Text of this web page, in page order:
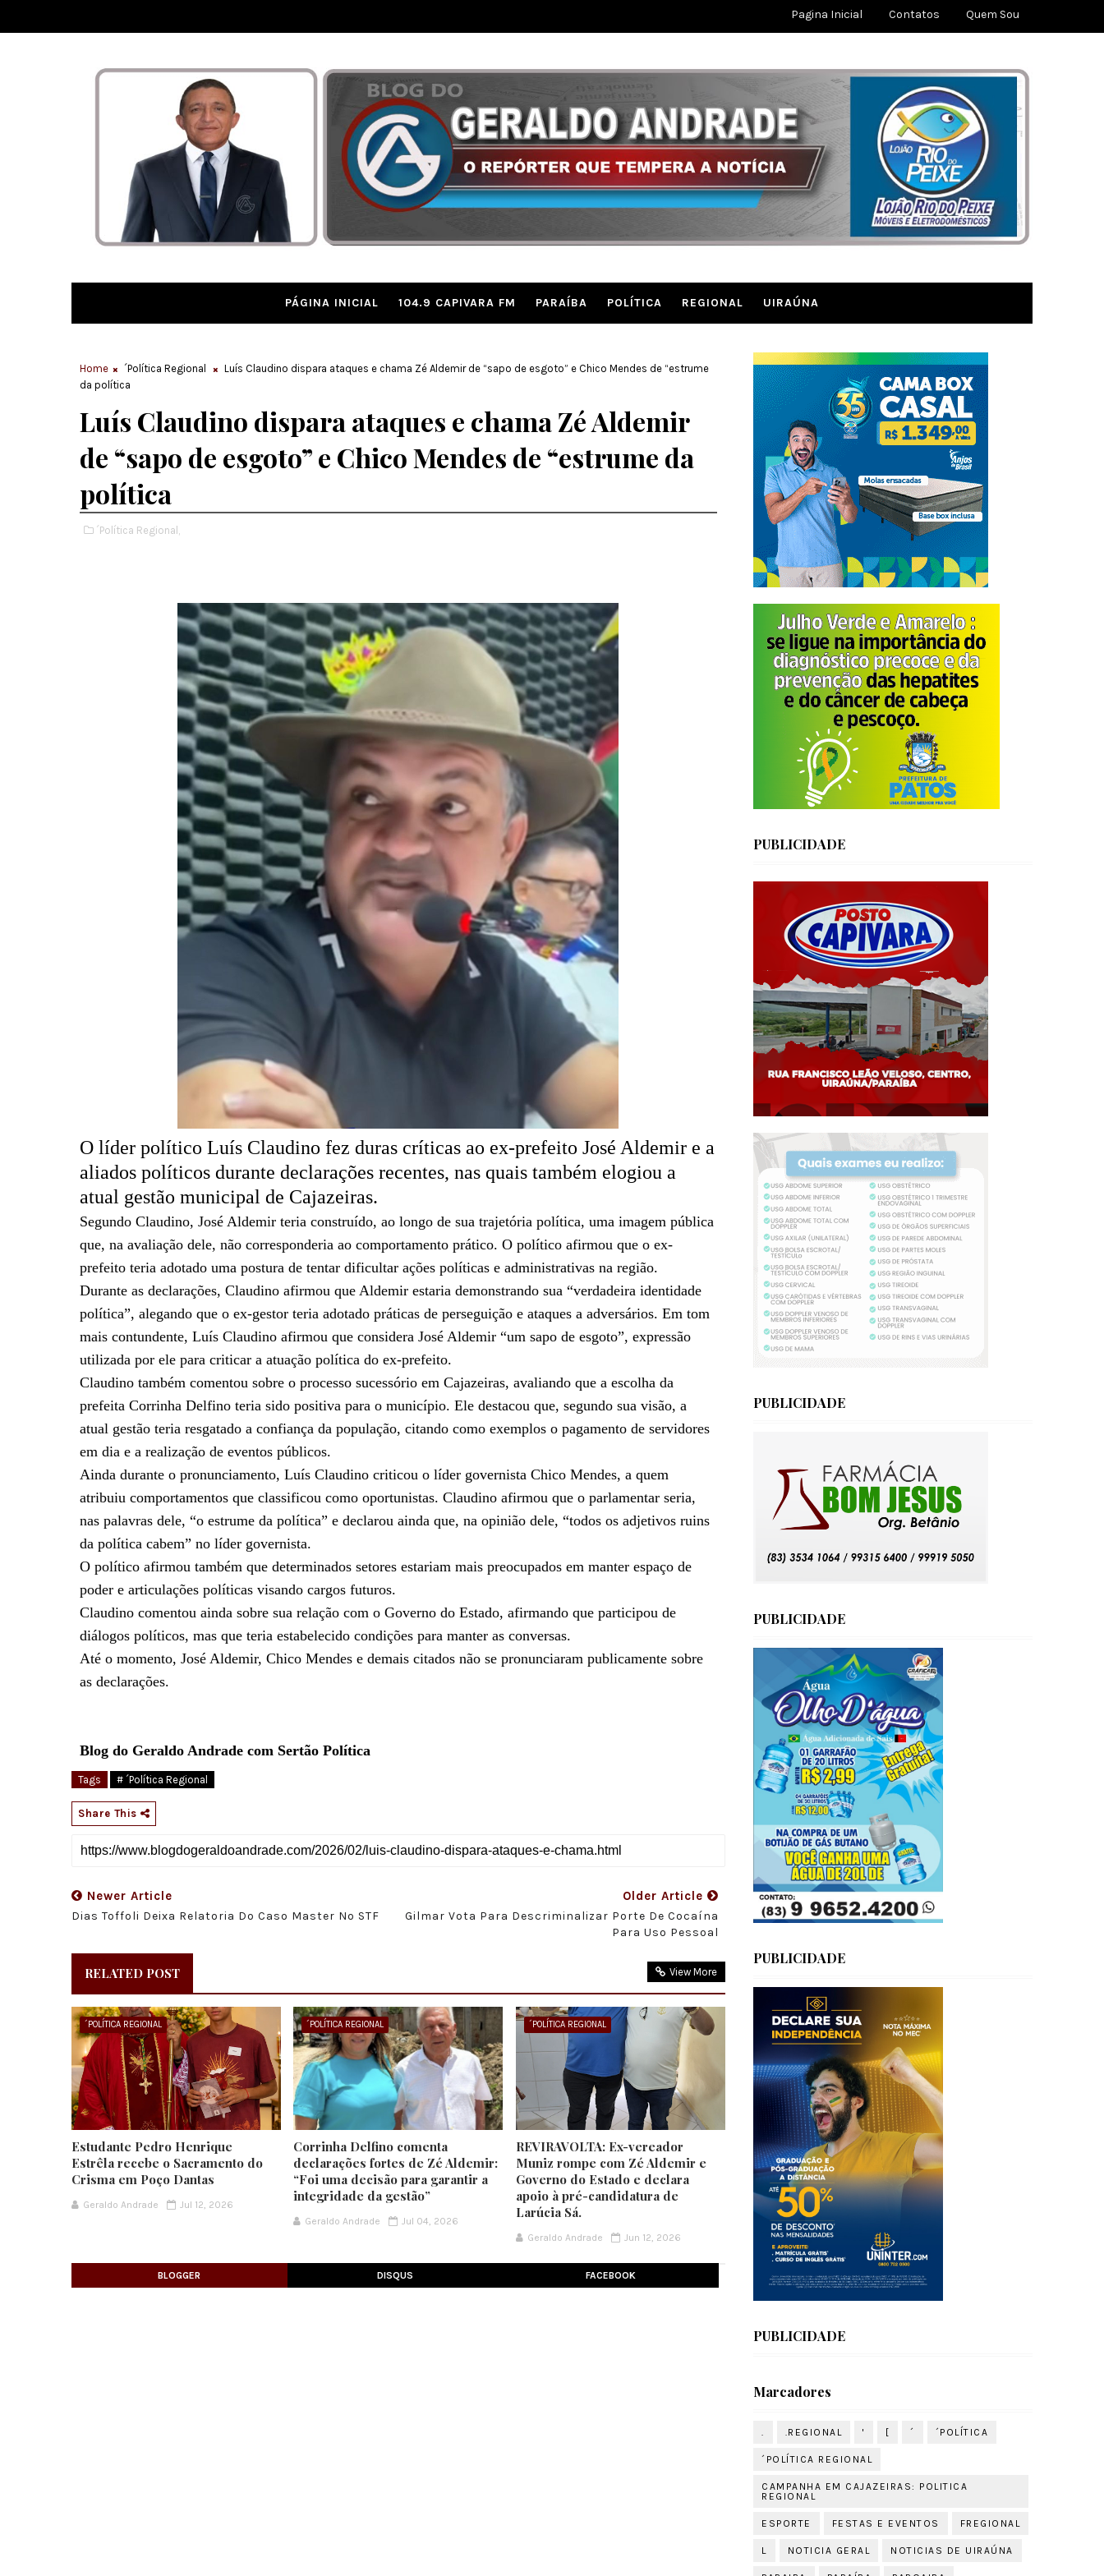
Pagina Inicial Contatos Quem Sou
PÁGINA INICIAL 104.9 CAPIVARA FM PARAÍBA POLÍTICA REGIONAL UIRAÚNA
Home ´Política Regional
Luís Claudino dispara ataques e chama Zé Aldemir de “sapo de esgoto” e Chico Mendes de “estrume
da política
Luís Claudino dispara ataques e chama Zé Aldemir
de “sapo de esgoto” e Chico Mendes de “estrume da
política
´Política Regional,
O líder político Luís Claudino fez duras críticas ao ex-prefeito José Aldemir e a
aliados políticos durante declarações recentes, nas quais também elogiou a
atual gestão municipal de Cajazeiras.
Segundo Claudino, José Aldemir teria construído, ao longo de sua trajetória política, uma imagem pública
que, na avaliação dele, não corresponderia ao comportamento prático. O político afirmou que o ex-
prefeito teria adotado uma postura de tentar dificultar ações políticas e administrativas na região.
Durante as declarações, Claudino afirmou que Aldemir estaria demonstrando sua “verdadeira identidade
política”, alegando que o ex-gestor teria adotado práticas de perseguição e ataques a adversários. Em tom
mais contundente, Luís Claudino afirmou que considera José Aldemir “um sapo de esgoto”, expressão
utilizada por ele para criticar a atuação política do ex-prefeito.
Claudino também comentou sobre o processo sucessório em Cajazeiras, avaliando que a escolha da
prefeita Corrinha Delfino teria sido positiva para o município. Ele destacou que, segundo sua visão, a
atual gestão teria resgatado a confiança da população, citando como exemplos o pagamento de servidores
em dia e a realização de eventos públicos.
Ainda durante o pronunciamento, Luís Claudino criticou o líder governista Chico Mendes, a quem
atribuiu comportamentos que classificou como oportunistas. Claudino afirmou que o parlamentar seria,
nas palavras dele, “o estrume da política” e declarou ainda que, na opinião dele, “todos os adjetivos ruins
da política cabem” no líder governista.
O político afirmou também que determinados setores estariam mais preocupados em manter espaço de
poder e articulações políticas visando cargos futuros.
Claudino comentou ainda sobre sua relação com o Governo do Estado, afirmando que participou de
diálogos políticos, mas que teria estabelecido condições para manter as conversas.
Até o momento, José Aldemir, Chico Mendes e demais citados não se pronunciaram publicamente sobre
as declarações.
Blog do Geraldo Andrade com Sertão Política
Tags # ´Política Regional
Share This
Newer Article
Dias Toffoli Deixa Relatoria Do Caso Master No STF
Older Article
Gilmar Vota Para Descriminalizar Porte De Cocaína
Para Uso Pessoal
RELATED POST View More
´POLÍTICA REGIONAL
Estudante Pedro Henrique
Estrêla recebe o Sacramento do
Crisma em Poço Dantas
Geraldo Andrade Jul 12, 2026
´POLÍTICA REGIONAL
Corrinha Delfino comenta
declarações fortes de Zé Aldemir:
“Foi uma decisão para garantir a
integridade da gestão”
Geraldo Andrade Jul 04, 2026
´POLÍTICA REGIONAL
REVIRAVOLTA: Ex-vereador
Muniz rompe com Zé Aldemir e
Governo do Estado e declara
apoio à pré-candidatura de
Larúcia Sá.
Geraldo Andrade Jun 12, 2026
BLOGGER DISQUS FACEBOOK
PUBLICIDADE
PUBLICIDADE
PUBLICIDADE
PUBLICIDADE
PUBLICIDADE
Marcadores
. .REGIONAL ' [ ´ ´POLÍTICA
´POLÍTICA REGIONAL
CAMPANHA EM CAJAZEIRAS: POLITICA
REGIONAL
ESPORTE FESTAS E EVENTOS FREGIONAL
L NOTICIA GERAL NOTICIAS DE UIRAÚNA